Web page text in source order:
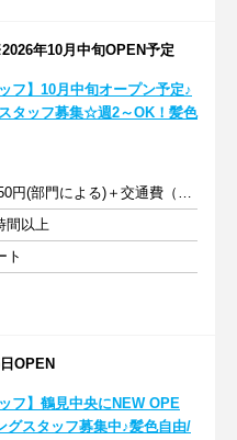
年10月中旬OPEN予定
フ】10月中旬オープン予定♪
タッフ募集☆週2～OK！髪色
時給1195円～1450円(部門による)＋交通費（社内規定）
間以上
ト
OPEN
フ】鶴見中央にNEW OPE
グスタッフ募集中♪髪色自由/